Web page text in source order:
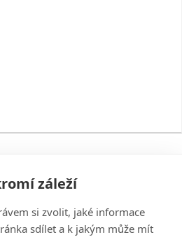
záleží
si zvolit, jaké informace
sdílet a k jakým může mít